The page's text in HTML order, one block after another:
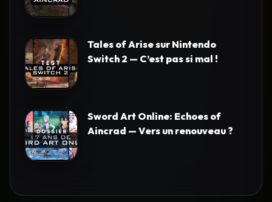
Tales of Arise sur Nintendo
Switch 2 — C’est pas si mal !
Sword Art Online: Echoes of
Aincrad — Vers un renouveau ?